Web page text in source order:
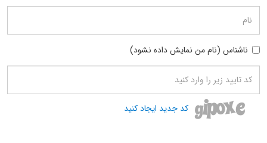
ناشناس (نام من نمایش داده نشود)
کد جدید ایجاد کنید